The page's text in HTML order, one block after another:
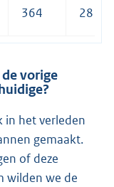
364 28
vorige
in het verleden
gemaakt.
of deze
wilden we de